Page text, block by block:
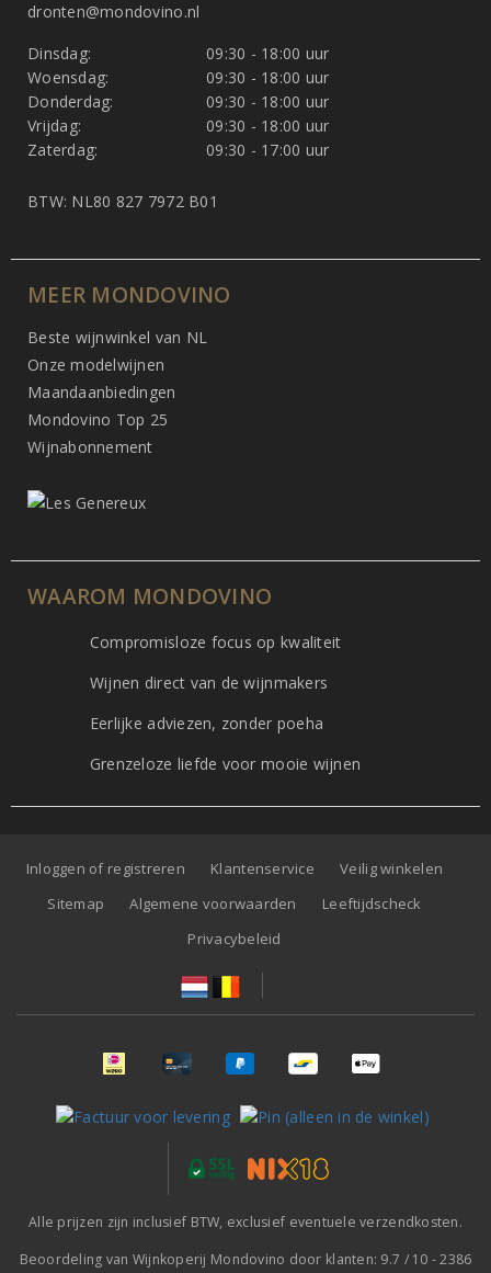
dronten@mondovino.nl
Dinsdag:
09:30 - 18:00 uur
Woensdag:
09:30 - 18:00 uur
Donderdag:
09:30 - 18:00 uur
Vrijdag:
09:30 - 18:00 uur
Zaterdag:
09:30 - 17:00 uur
BTW: NL80 827 7972 B01
MEER MONDOVINO
Beste wijnwinkel van NL
Onze modelwijnen
Maandaanbiedingen
Mondovino Top 25
Wijnabonnement
WAAROM MONDOVINO
Compromisloze focus op kwaliteit
Wijnen direct van de wijnmakers
Eerlijke adviezen, zonder poeha
Grenzeloze liefde voor mooie wijnen
Inloggen of registreren Klantenservice
Veilig winkelen
Sitemap
Algemene voorwaarden
Leeftijdscheck
Privacybeleid
Alle prijzen zijn inclusief BTW, exclusief eventuele verzendkosten.
Beoordeling van Wijnkoperij Mondovino door klanten: 9.7 / 10 -2386